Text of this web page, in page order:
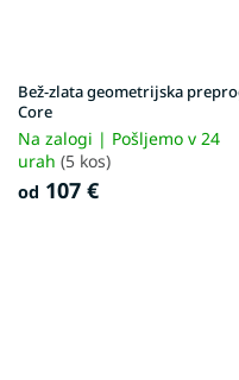
Bež-zlata geometrijska
Core
Na zalogi | Pošljemo v 24
urah (5 kos)
od 107 €